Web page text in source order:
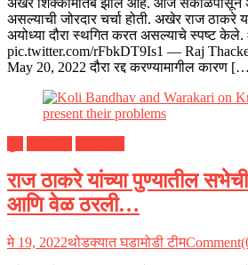
असल्याची जोरदार चर्चा होती. अखेर राज ठाकरे
अयोध्या दौरा स्थगित करत असल्याचे स्पष्ट केले.
pic.twitter.com/rFbkDT9Is1 — Raj
May 20, 2022 दौरा रद्द करण्यामागील कारण
राज ठाकरे यांच्या पुण्यातील
आणि वेळ ठरली…
मे 19, 2022थोडक्यात घडामोडी टीम